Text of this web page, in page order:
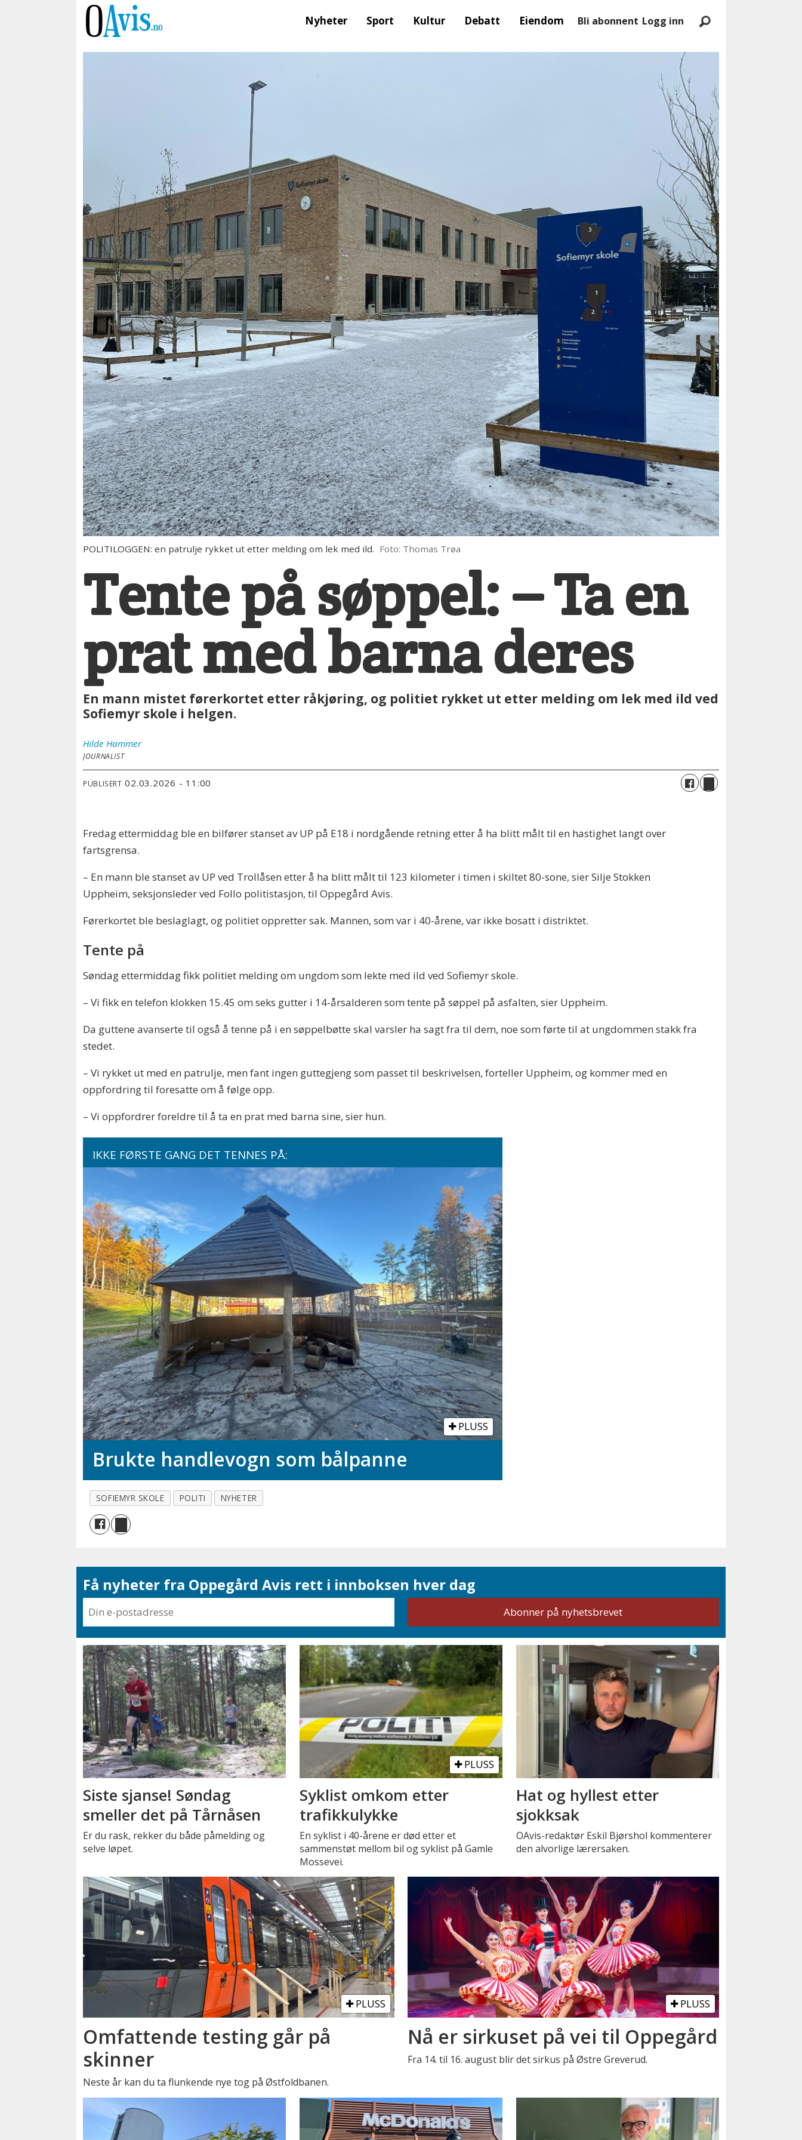
Nyheter Sport Kultur Debatt Eiendom Bli abonnent Logg inn
POLITILOGGEN: en patrulje rykket ut etter melding om lek med ild. Foto: Thomas Trøa
Tente på søppel: – Ta en
prat med barna deres
En mann mistet førerkortet etter råkjøring, og politiet rykket ut etter melding om lek med ild ved
Sofiemyr skole i helgen.
Hilde Hammer
JOURNALIST
PUBLISERT 02.03.2026 - 11:00
Fredag ettermiddag ble en bilfører stanset av UP på E18 i nordgående retning etter å ha blitt målt til en hastighet langt over
fartsgrensa.
– En mann ble stanset av UP ved Trollåsen etter å ha blitt målt til 123 kilometer i timen i skiltet 80-sone, sier Silje Stokken
Uppheim, seksjonsleder ved Follo politistasjon, til Oppegård Avis.
Førerkortet ble beslaglagt, og politiet oppretter sak. Mannen, som var i 40-årene, var ikke bosatt i distriktet.
Tente på
Søndag ettermiddag fikk politiet melding om ungdom som lekte med ild ved Sofiemyr skole.
– Vi fikk en telefon klokken 15.45 om seks gutter i 14-årsalderen som tente på søppel på asfalten, sier Uppheim.
Da guttene avanserte til også å tenne på i en søppelbøtte skal varsler ha sagt fra til dem, noe som førte til at ungdommen stakk fra
stedet.
– Vi rykket ut med en patrulje, men fant ingen guttegjeng som passet til beskrivelsen, forteller Uppheim, og kommer med en
oppfordring til foresatte om å følge opp.
– Vi oppfordrer foreldre til å ta en prat med barna sine, sier hun.
IKKE FØRSTE GANG DET TENNES PÅ:
PLUSS
Brukte handlevogn som bålpanne
SOFIEMYR SKOLE POLITI NYHETER
Få nyheter fra Oppegård Avis rett i innboksen hver dag
Siste sjanse! Søndag
smeller det på Tårnåsen
Er du rask, rekker du både påmelding og
selve løpet.
PLUSS
Syklist omkom etter
trafikkulykke
En syklist i 40-årene er død etter et
sammenstøt mellom bil og syklist på Gamle
Mossevei.
Hat og hyllest etter
sjokksak
OAvis-redaktør Eskil Bjørshol kommenterer
den alvorlige lærersaken.
PLUSS
Omfattende testing går på
skinner
Neste år kan du ta flunkende nye tog på Østfoldbanen.
PLUSS
Nå er sirkuset på vei til Oppegård
Fra 14. til 16. august blir det sirkus på Østre Greverud.